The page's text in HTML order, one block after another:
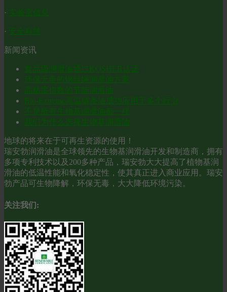
· 实验室信息
· 安全科技
新闻资讯
食品级润滑油通过KOSHER认证
环保无毒的钢丝绳润滑油方案
高粘度指数的节能润滑油
Bio-Extreme高温链条油成功应用于多个行业
不是所有生物基润滑油都一样
我们为什么选择生物基润滑油
地球的将来在于可再生资源的使用！
瑞安勃润滑油是全球领先的生物基润滑油开发和制造商，拥有
多项专利技术以及200多种产品，瑞安勃大大提高了植物基润
滑油的低温性能和氧化稳定性，使其真正进入商业应用。瑞安
勃产品可生物降解，环保无毒，大大降低环境污染。
关注我们: